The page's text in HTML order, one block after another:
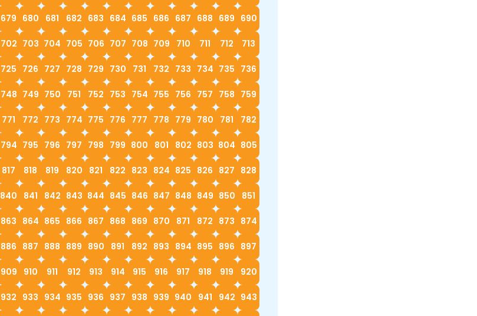
679 680 681 682 683 684 685 686 687 688 689 690
702 703 704 705 706 707 708 709 710 711 712 713
725 726 727 728 729 730 731 732 733 734 735 736
748 749 750 751 752 753 754 755 756 757 758 759
771 772 773 774 775 776 777 778 779 780 781 782
794 795 796 797 798 799 800 801 802 803 804 805
817 818 819 820 821 822 823 824 825 826 827 828
840 841 842 843 844 845 846 847 848 849 850 851
863 864 865 866 867 868 869 870 871 872 873 874
886 887 888 889 890 891 892 893 894 895 896 897
909 910 911 912 913 914 915 916 917 918 919 920
932 933 934 935 936 937 938 939 940 941 942 943